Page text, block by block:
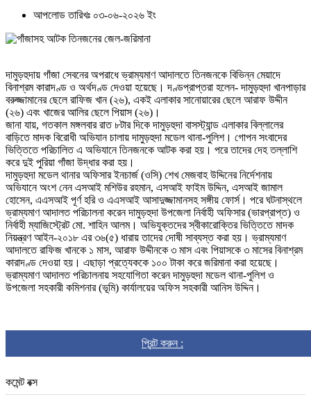
আপলোড তারিখঃ ০৩-০৬-২০২৬ ইং
দামুড়হুদায় গাঁজা সেবনের অপরাধে ভ্রাম্যমাণ আদালতে তিনজনকে বিভিন্ন মেয়াদে
বিনাশ্রম কারাদণ্ড ও অর্থদণ্ড দেওয়া হয়েছে। দণ্ডপ্রাপ্তরা হলেন- দামুড়হুদা খানপাড়ার
বরুজ্জামানের ছেলে রাফিজ খান (২৬), একই এলাকার সানোয়ারের ছেলে আরাফ উদ্দীন
(২৬) এবং খাজের আলির ছেলে পিয়াস (২৬)।
জানা যায়, গতকাল মঙ্গলবার রাত ৮টার দিকে দামুড়হুদা বাসস্ট্যান্ড এলাকার বিল্লালের
বাড়িতে মাদক বিরোধী অভিযান চালায় দামুড়হুদা মডেল থানা-পুলিশ। গোপন সংবাদের
ভিত্তিতে পরিচালিত এ অভিযানে তিনজনকে আটক করা হয়। পরে তাদের দেহ তল্লাশি
করে দুই পুরিয়া গাঁজা উদ্ধার করা হয়।
দামুড়হুদা মডেল থানার অফিসার ইনচার্জ (ওসি) শেখ মেজবাহ উদ্দিনের নির্দেশনায়
অভিযানে অংশ নেন এসআই মশিউর রহমান, এসআই ফাইম উদ্দিন, এসআই জামাল
হোসেন, এএসআই পূর্ণ হরি ও এএসআই আসাদুজ্জামানসহ সঙ্গীয় ফোর্স। পরে ঘটনাস্থলে
ভ্রাম্যমাণ আদালত পরিচালনা করেন দামুড়হুদা উপজেলা নির্বাহী অফিসার (ভারপ্রাপ্ত) ও
নির্বাহী ম্যাজিস্ট্রেট মো. শাহিন আলম। অভিযুক্তদের স্বীকারোক্তির ভিত্তিতে মাদক
নিয়ন্ত্রণ আইন-২০১৮ এর ৩৬(৫) ধারায় তাদের দোষী সাব্যস্ত করা হয়। ভ্রাম্যমাণ
আদালতে রাফিজ খানকে ১ মাস, আরাফ উদ্দীনকে ৩ মাস এবং পিয়াসকে ৩ মাসের বিনাশ্রম
কারাদণ্ড দেওয়া হয়। এছাড়া প্রত্যেককে ১০০ টাকা করে জরিমানা করা হয়েছে।
ভ্রাম্যমাণ আদালত পরিচালনায় সহযোগিতা করেন দামুড়হুদা মডেল থানা-পুলিশ ও
উপজেলা সহকারী কমিশনার (ভূমি) কার্যালয়ের অফিস সহকারী আনিস উদ্দিন।
প্রিন্ট করুন :
কমেন্ট বক্স